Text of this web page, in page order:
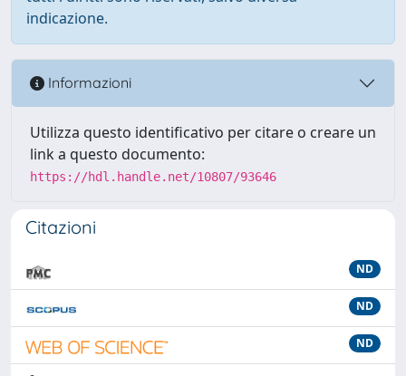
indicazione.
Informazioni
Utilizza questo identificativo per citare o creare un
link a questo documento:
https://hdl.handle.net/10807/93646
Citazioni
ND
ND
ND